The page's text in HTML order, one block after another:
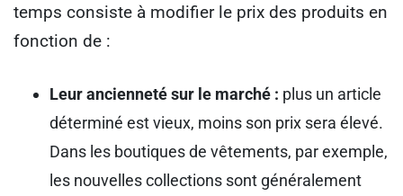
temps consiste à modifier le prix des produits en
fonction de :
Leur ancienneté sur le marché : plus un article
déterminé est vieux, moins son prix sera élevé.
Dans les boutiques de vêtements, par exemple,
les nouvelles collections sont généralement